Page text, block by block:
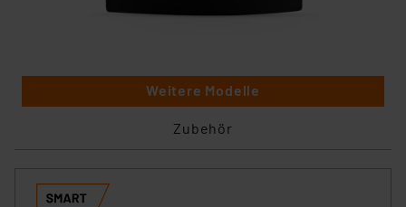
Weitere Modelle
Zubehör